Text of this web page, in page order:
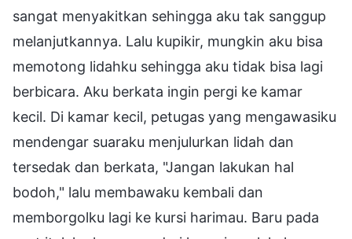
sangat menyakitkan sehingga aku tak sanggup
melanjutkannya. Lalu kupikir, mungkin aku bisa
memotong lidahku sehingga aku tidak bisa lagi
berbicara. Aku berkata ingin pergi ke kamar
kecil. Di kamar kecil, petugas yang mengawasiku
mendengar suaraku menjulurkan lidah dan
tersedak dan berkata, "Jangan lakukan hal
bodoh," lalu membawaku kembali dan
memborgolku lagi ke kursi harimau. Baru pada